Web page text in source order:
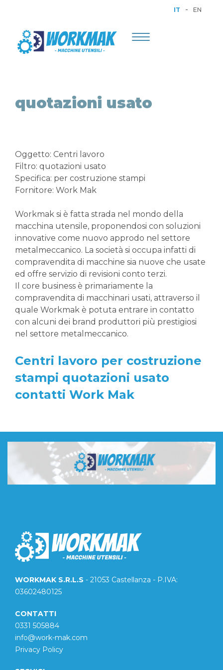
IT - EN
Toggle
quotazioni usato
Oggetto: Centri lavoro
Filtro: quotazioni usato
Specifica: per costruzione stampi
Fornitore: Work Mak
Workmak si è fatta strada nel mondo della
macchina utensile, proponendosi con soluzioni
innovative come nuovo approdo nel settore
metalmeccanico. La società si occupa infatti di
compravendita di macchine sia nuove che usate
ed offre servizio di revisioni conto terzi.
Il core business è primariamente la
compravendita di macchinari usati, attraverso il
quale Workmak è potuta entrare in contatto
con alcuni dei brand produttori più prestigiosi
nel settore metalmeccanico.
Centri lavoro per costruzione
stampi quotazioni usato
contatti Work Mak
WORKMAK S.R.L.S - 21053 Castellanza - P.IVA:
03602480125
CONTATTI
0331 505884
info@work-mak.com
Privacy Policy